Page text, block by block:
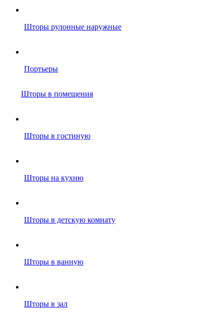
Шторы рулонные наружные
Портьеры
Шторы в помещения
Шторы в гостиную
Шторы на кухню
Шторы в детскую комнату
Шторы в ванную
Шторы в зал